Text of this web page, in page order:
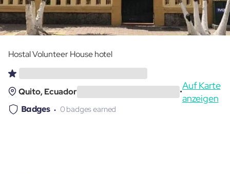
Hostal Volunteer House hotel
Quito, Ecuador •
Auf Karte
anzeigen
Badges 0 badges earned